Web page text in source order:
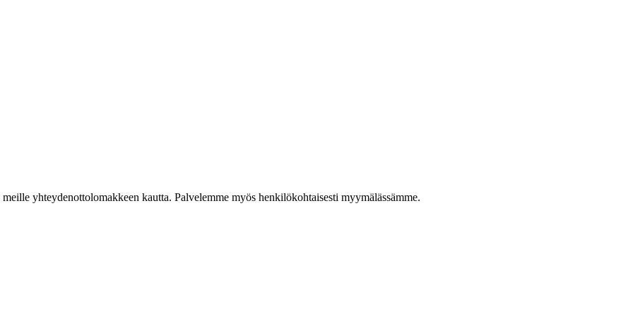
yhteydenottolomakkeen kautta. Palvelemme myös henkilökohtaisesti myymälässämme.